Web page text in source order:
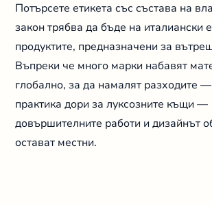
Потърсете етикета със състава на
закон трябва да бъде на италиански
продуктите, предназначени за
Въпреки че много марки набавят
глобално, за да намалят разходите
практика дори за луксозните къщи —
довършителните работи и дизайнът
остават местни.